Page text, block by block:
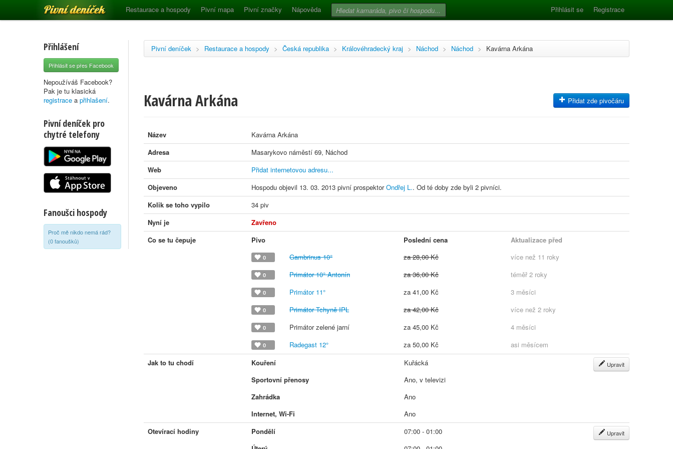
Pivní deníček Restaurace a hospody Pivní mapa Pivní značky Nápověda Přihlásit se Registrace
Přihlášení
Přihlásit se přes Facebook
Nepoužíváš Facebook?
Pak je tu klasická
registrace a přihlašení.
Pivní deníček pro
chytré telefony
Fanoušci hospody
Proč mě nikdo nemá rád?
(0 fanoušků)
Pivní deníček > Restaurace a hospody > Česká republika > Královéhradecký kraj > Náchod > Náchod > Kavárna Arkána
Kavárna Arkána Přidat zde pivočáru
Název
Kavárna Arkána
Adresa
Masarykovo náměstí 69, Náchod
Web
Přidat internetovou adresu...
Objeveno
Hospodu objevil 13. 03. 2013 pivní prospektorOndřej L.. Od té doby zde byli 2 pivníci.
Kolik se toho vypilo
34 piv
Nyní je
Zavřeno
Co se tu čepuje
Pivo Poslední cena Aktualizace před
0 Gambrinus 10° za 28,00 Kč více než 11 roky
0 Primátor 10° Antonín za 36,00 Kč téměř 2 roky
0 Primátor 11° za 41,00 Kč 3 měsíci
0 Primátor Tchyně IPL za 42,00 Kč více než 2 roky
0 Primátor zelené jarní za 45,00 Kč 4 měsíci
0 Radegast 12° za 50,00 Kč
asi měsícem
Jak to tu chodí
Upravit
Kouření
Kuřácká
Sportovní přenosy
Ano, v televizi
Zahrádka
Ano
Internet, Wi-Fi
Ano
Otevírací hodiny
Upravit
Pondělí
07:00 - 01:00